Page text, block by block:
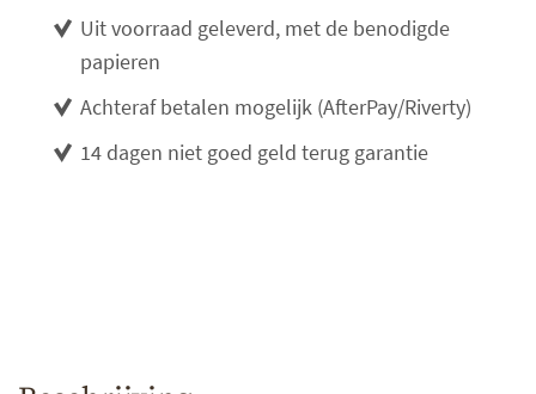
Uit voorraad geleverd, met de benodigde
papieren
Achteraf betalen mogelijk (AfterPay/Riverty)
14 dagen niet goed geld terug garantie